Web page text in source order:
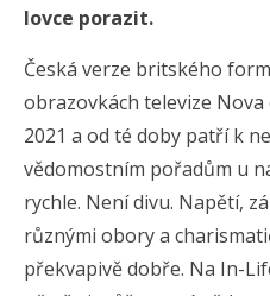
lovce porazit.
Česká verze britského
obrazovkách televize
2021 a od té doby patří k
vědomostním pořadům u
rychle. Není divu. Napětí,
různými obory a
překvapivě dobře. Na In-